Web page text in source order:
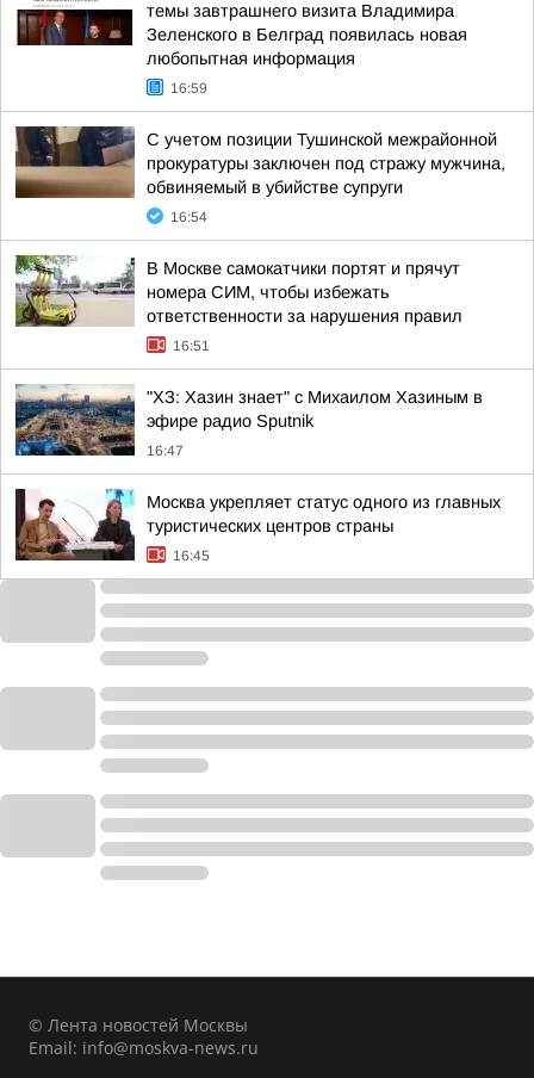
темы завтрашнего визита Владимира
Зеленского в Белград появилась новая
любопытная информация
16:59
С учетом позиции Тушинской межрайонной
прокуратуры заключен под стражу мужчина,
обвиняемый в убийстве супруги
16:54
В Москве самокатчики портят и прячут
номера СИМ, чтобы избежать
ответственности за нарушения правил
16:51
"ХЗ: Хазин знает" с Михаилом Хазиным в
эфире радио Sputnik
16:47
Москва укрепляет статус одного из главных
туристических центров страны
16:45
© Лента новостей Москвы
Email: info@moskva-news.ru